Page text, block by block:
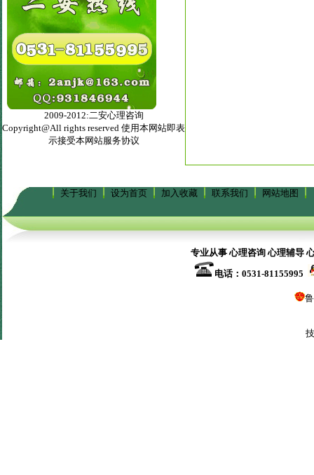
关于我们 设为首页 加入收藏 联系我们 网站地图
2009-2012:二安心理咨询
Copyright@All rights reserved 使用本网站即表
示接受本网站服务协议
专业从事 心理咨询 心理辅导
电话：0531-81155995